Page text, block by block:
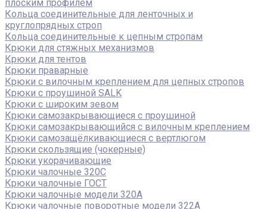
плоским профилем
Кольца соединительные для ленточных и
круглопрядных строп
Кольца соединительные к цепным стропам
Крюки для стяжных механизмов
Крюки для тентов
Крюки праварные
Крюки с вилочным креплением для цепных стропов
Крюки с проушиной SALK
Крюки с широким зевом
Крюки самозакрывающиеся с проушиной
Крюки самозакрывающийся с вилочным креплением
Крюки самозащёлкивающиеся с вертлюгом
Крюки скользящие (чокерные)
Крюки укорачивающие
Крюки чалочные 320C
Крюки чалочные ГОСТ
Крюки чалочные модели 320А
Крюки чалочные поворотные модели 322А